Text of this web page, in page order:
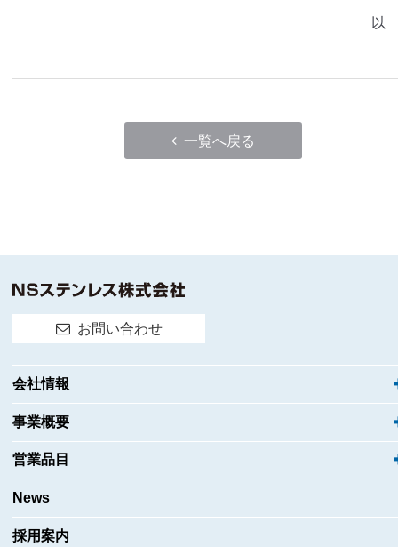
以
一覧へ戻る
お問い合わせ
会社情報
事業概要
営業品目
News
採用案内